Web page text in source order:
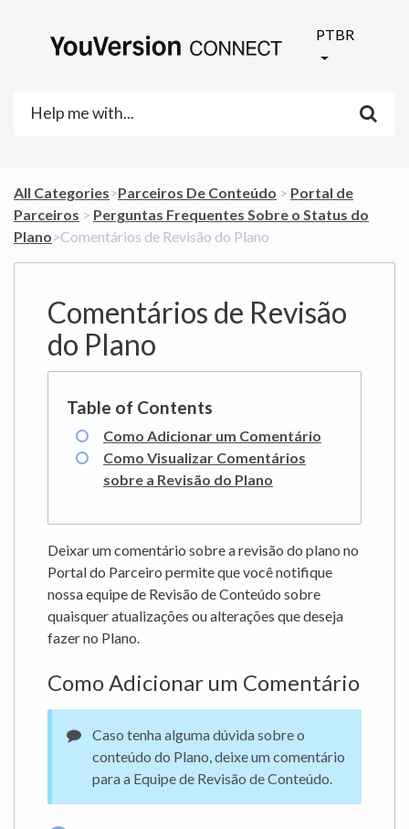
PTBR
All Categories​>​​Parceiros De Conteúdo ​ > ​ ​Portal de
Parceiros ​ > ​ ​Perguntas Frequentes Sobre o Status do
Plano​>​ Comentários de Revisão do Plano
Comentários de Revisão
do Plano
Como Adicionar um Comentário
Como Visualizar Comentários
sobre a Revisão do Plano
Deixar um comentário sobre a revisão do plano no
Portal do Parceiro permite que você notifique
nossa equipe de Revisão de Conteúdo sobre
quaisquer atualizações ou alterações que deseja
fazer no Plano.
Como Adicionar um Comentário
Caso tenha alguma dúvida sobre o
conteúdo do Plano, deixe um comentário
para a Equipe de Revisão de Conteúdo.